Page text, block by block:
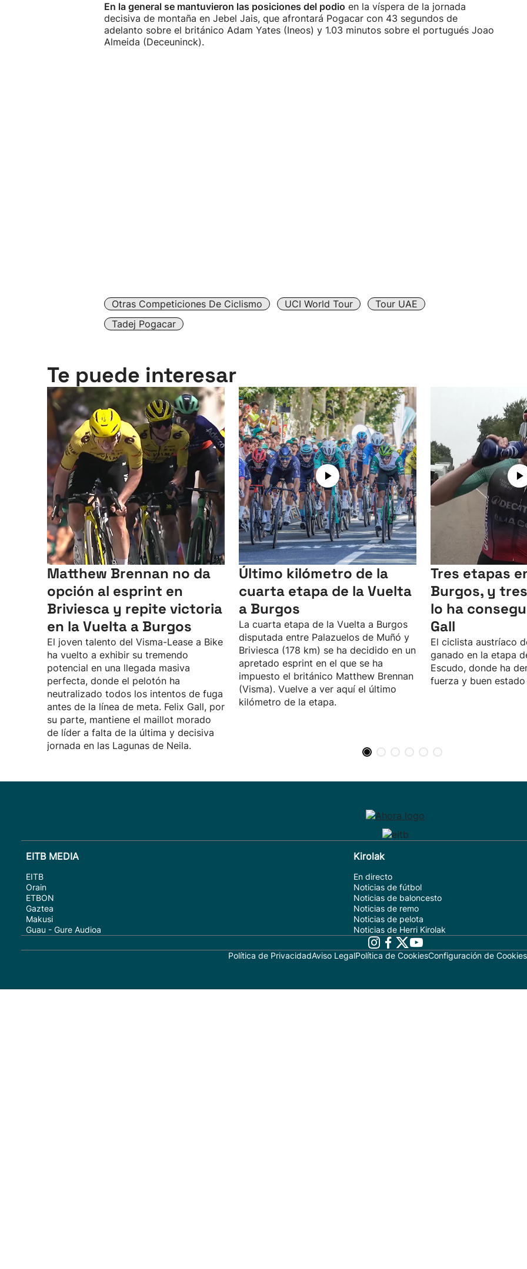
En la general se mantuvieron las posiciones del podio en la víspera de la jornada
decisiva de montaña en Jebel Jais, que afrontará Pogacar con 43 segundos de
adelanto sobre el británico Adam Yates (Ineos) y 1.03 minutos sobre el portugués Joao
Almeida (Deceuninck).
Otras Competiciones De Ciclismo UCI World Tour
Tour UAE
Tadej Pogacar
Te puede interesar
Matthew Brennan no da
opción al esprint en
Briviesca y repite victoria
en la Vuelta a Burgos
El joven talento del Visma-Lease a Bike
ha vuelto a exhibir su tremendo
potencial en una llegada masiva
perfecta, donde el pelotón ha
neutralizado todos los intentos de fuga
antes de la línea de meta. Felix Gall, por
su parte, mantiene el maillot morado
de líder a falta de la última y decisiva
jornada en las Lagunas de Neila.
Último kilómetro de la
cuarta etapa de la Vuelta
a Burgos
La cuarta etapa de la Vuelta a Burgos
disputada entre Palazuelos de Muñó y
Briviesca (178 km) se ha decidido en un
apretado esprint en el que se ha
impuesto el británico Matthew Brennan
(Visma). Vuelve a ver aquí el último
kilómetro de la etapa.
Tres etapas
Burgos, y
lo ha
Gall
El ciclista austríaco
ganado en la etapa
Escudo, donde ha
fuerza y buen
EITB MEDIA
EITB
Orain
ETBON
Gaztea
Makusi
Guau - Gure Audioa
Kirolak
En directo
Noticias de fútbol
Noticias de baloncesto
Noticias de remo
Noticias de pelota
Noticias de Herri Kirolak
Política de PrivacidadAviso LegalPolítica de CookiesConfiguración de Cookies